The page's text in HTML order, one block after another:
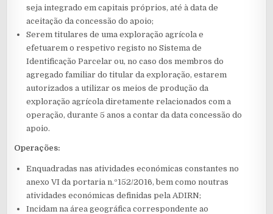
seja integrado em capitais próprios, até à data de
aceitação da concessão do apoio;
Serem titulares de uma exploração agrícola e
efetuarem o respetivo registo no Sistema de
Identificação Parcelar ou, no caso dos membros do
agregado familiar do titular da exploração, estarem
autorizados a utilizar os meios de produção da
exploração agrícola diretamente relacionados com a
operação, durante 5 anos a contar da data concessão do
apoio.
Operações:
Enquadradas nas atividades económicas constantes no
anexo VI da portaria n.º152/2016, bem como noutras
atividades económicas definidas pela ADIRN;
Incidam na área geográfica correspondente ao